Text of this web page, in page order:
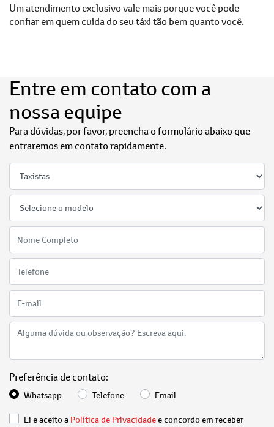
Um atendimento exclusivo vale mais porque você pode
confiar em quem cuida do seu táxi tão bem quanto você.
Entre em contato com a
nossa equipe
Para dúvidas, por favor, preencha o formulário abaixo que
entraremos em contato rapidamente.
Preferência de contato:
Whatsapp Telefone Email
Li e aceito a Política de Privacidadee concordo em receber